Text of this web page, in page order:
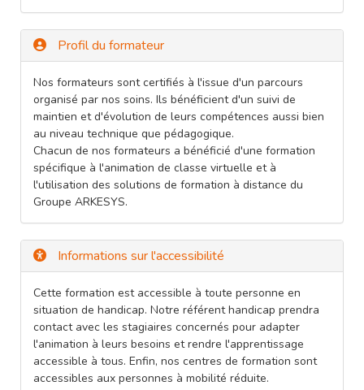
Profil du formateur
Nos formateurs sont certifiés à l'issue d'un parcours
organisé par nos soins. Ils bénéficient d'un suivi de
maintien et d'évolution de leurs compétences aussi bien
au niveau technique que pédagogique.
Chacun de nos formateurs a bénéficié d'une formation
spécifique à l'animation de classe virtuelle et à
l'utilisation des solutions de formation à distance du
Groupe ARKESYS.
Informations sur l'accessibilité
Cette formation est accessible à toute personne en
situation de handicap. Notre référent handicap prendra
contact avec les stagiaires concernés pour adapter
l'animation à leurs besoins et rendre l'apprentissage
accessible à tous. Enfin, nos centres de formation sont
accessibles aux personnes à mobilité réduite.